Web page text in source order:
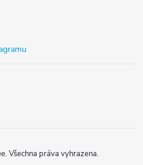
. Všechna práva vyhrazena.